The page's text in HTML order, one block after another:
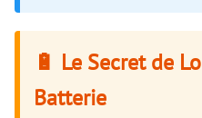
🔋 Le Secret de
Batterie